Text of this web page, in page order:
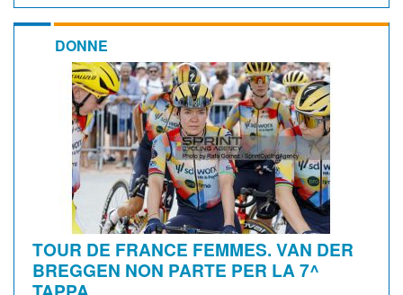
DONNE
TOUR DE FRANCE FEMMES. VAN DER
BREGGEN NON PARTE PER LA 7^